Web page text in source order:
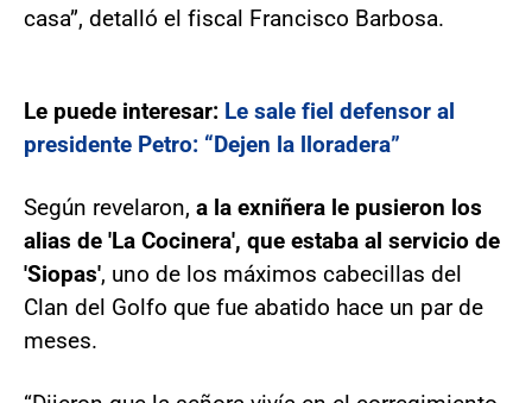
casa”, detalló el fiscal Francisco Barbosa.
Le puede interesar: Le sale fiel defensor al
presidente Petro: “Dejen la lloradera”
Según revelaron, a la exniñera le pusieron los
alias de 'La Cocinera', que estaba al servicio de
'Siopas', uno de los máximos cabecillas del
Clan del Golfo que fue abatido hace un par de
meses.